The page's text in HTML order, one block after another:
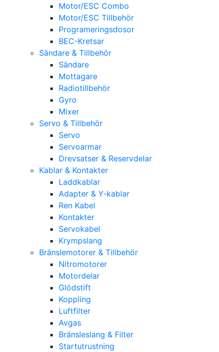
Motor/ESC Combo
Motor/ESC Tillbehör
Programeringsdosor
BEC-Kretsar
Sändare & Tillbehör
Sändare
Mottagare
Radiotillbehör
Gyro
Mixer
Servo & Tillbehör
Servo
Servoarmar
Drevsatser & Reservdelar
Kablar & Kontakter
Laddkablar
Adapter & Y-kablar
Ren Kabel
Kontakter
Servokabel
Krympslang
Bränslemotorer & Tillbehör
Nitromotorer
Motordelar
Glödstift
Koppling
Luftfilter
Avgas
Bränsleslang & Filter
Startutrustning